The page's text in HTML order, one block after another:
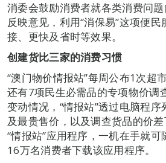
消委会鼓励消费者就各类消费问
反映意见，利用“消保易”这项便
接、更快及省时等效果。
创建货比三家的消费习惯
“澳门物价情报站”每周公布1次超
还有7项民生必需品的专项物价调
变动情况，“情报站”透过电脑程
及最贵售价，以及调查货品的价
“情报站”应用程序，一机在手就
16万名消费者下载该应用程序。